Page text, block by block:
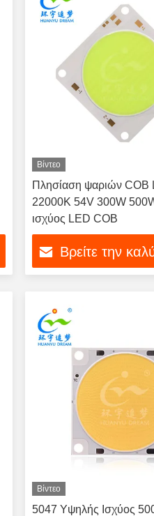
Βίντεο
Πλησίαση ψαριών COB
22000K 54V 300W
ισχύος LED COB
Βρείτε την
Βίντεο
5047 Υψηλής Ισχύος